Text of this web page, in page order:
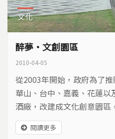
文化
醉夢‧文創園區
2010-04-05
從2003年開始，政府為了
華山、台中、嘉義、花蓮
酒廠，改建成文化創意園
年文創園區的經費，佔了文
政府的主力推動目標…
閱讀更多